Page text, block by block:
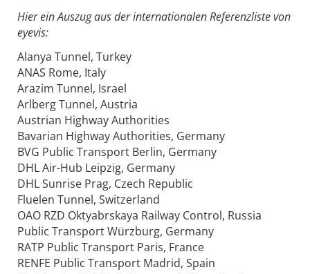
Hier ein Auszug aus der internationalen Referenzliste von
eyevis:
Alanya Tunnel, Turkey
ANAS Rome, Italy
Arazim Tunnel, Israel
Arlberg Tunnel, Austria
Austrian Highway Authorities
Bavarian Highway Authorities, Germany
BVG Public Transport Berlin, Germany
DHL Air-Hub Leipzig, Germany
DHL Sunrise Prag, Czech Republic
Fluelen Tunnel, Switzerland
OAO RZD Oktyabrskaya Railway Control, Russia
Public Transport Würzburg, Germany
RATP Public Transport Paris, France
RENFE Public Transport Madrid, Spain